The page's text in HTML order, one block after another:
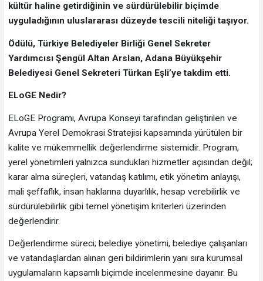
kültür haline getirdiğinin ve sürdürülebilir biçimde
uyguladığının uluslararası düzeyde tescili niteliği taşıyor.
Ödülü, Türkiye Belediyeler Birliği Genel Sekreter
Yardımcısı Şengül Altan Arslan, Adana Büyükşehir
Belediyesi Genel Sekreteri Türkan Eşli’ye takdim etti.
ELoGE Nedir?
ELoGE Programı, Avrupa Konseyi tarafından geliştirilen ve
Avrupa Yerel Demokrasi Stratejisi kapsamında yürütülen bir
kalite ve mükemmellik değerlendirme sistemidir. Program,
yerel yönetimleri yalnızca sundukları hizmetler açısından değil;
karar alma süreçleri, vatandaş katılımı, etik yönetim anlayışı,
mali şeffaflık, insan haklarına duyarlılık, hesap verebilirlik ve
sürdürülebilirlik gibi temel yönetişim kriterleri üzerinden
değerlendirir.
Değerlendirme süreci; belediye yönetimi, belediye çalışanları
ve vatandaşlardan alınan geri bildirimlerin yanı sıra kurumsal
uygulamaların kapsamlı biçimde incelenmesine dayanır. Bu